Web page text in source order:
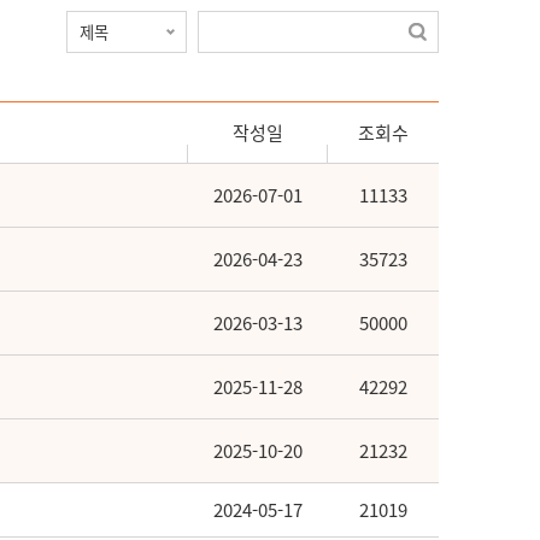
작성일 조회수
2026-07-01 11133
2026-04-23 35723
2026-03-13 50000
2025-11-28 42292
2025-10-20 21232
2024-05-17 21019